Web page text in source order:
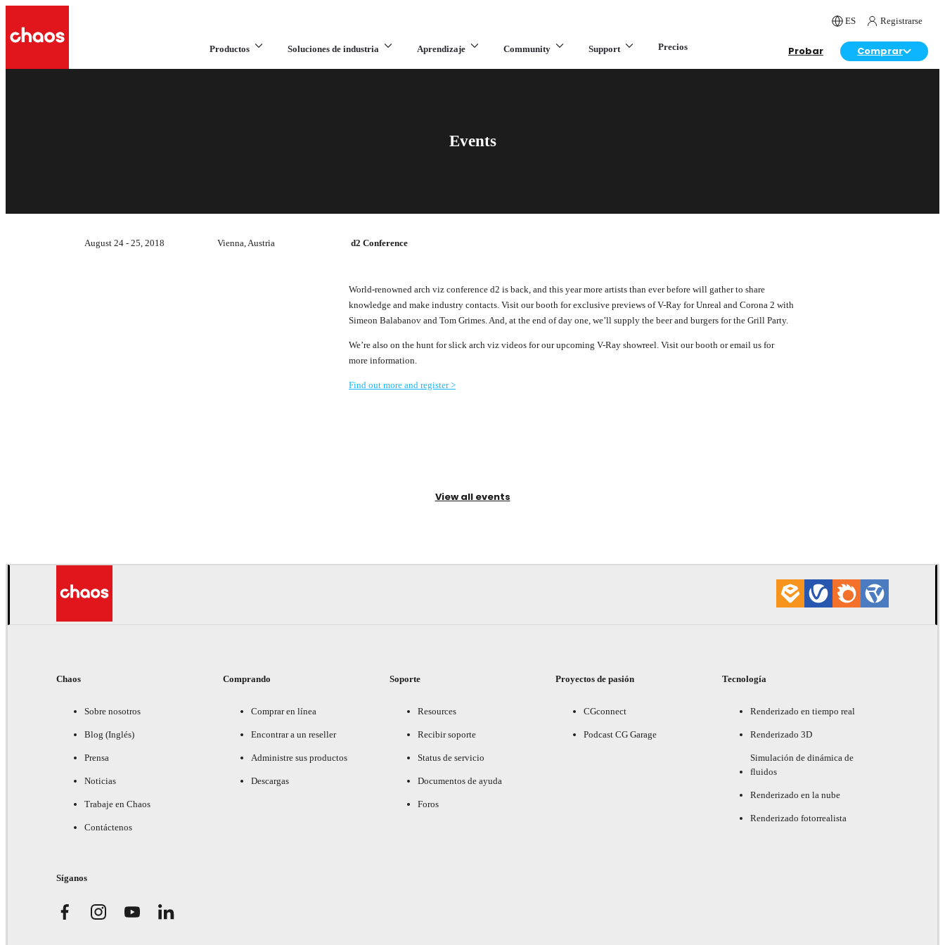
ES Registrarse
Productos Soluciones de industria Aprendizaje Community Support Precios Probar Comprar
Events
August 24 - 25, 2018 Vienna, Austria d2 Conference
World-renowned arch viz conference d2 is back, and this year more artists than ever before will gather to share
knowledge and make industry contacts. Visit our booth for exclusive previews of V-Ray for Unreal and Corona 2 with
Simeon Balabanov and Tom Grimes. And, at the end of day one, we’ll supply the beer and burgers for the Grill Party.
We’re also on the hunt for slick arch viz videos for our upcoming V-Ray showreel. Visit our booth or email us for
more information.
Find out more and register >
View all events
Chaos
Sobre nosotros
Blog (Inglés)
Prensa
Noticias
Trabaje en Chaos
Contáctenos
Comprando
Comprar en línea
Encontrar a un reseller
Administre sus productos
Descargas
Soporte
Resources
Recibir soporte
Status de servicio
Documentos de ayuda
Foros
Proyectos de pasión
CGconnect
Podcast CG Garage
Tecnología
Renderizado en tiempo real
Renderizado 3D
Simulación de dinámica de
fluidos
Renderizado en la nube
Renderizado fotorrealista
Síganos